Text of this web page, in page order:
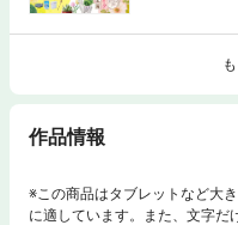
作品情報
※この商品はタブレットなど大
に適しています。また、文字だ